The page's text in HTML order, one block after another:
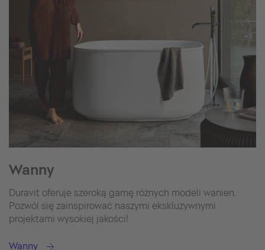
Wanny
Duravit oferuje szeroką gamę różnych modeli wanien.
Pozwól się zainspirować naszymi ekskluzywnymi
projektami wysokiej jakości!
Wanny